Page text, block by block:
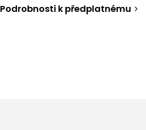
Podrobnosti k předplatnému